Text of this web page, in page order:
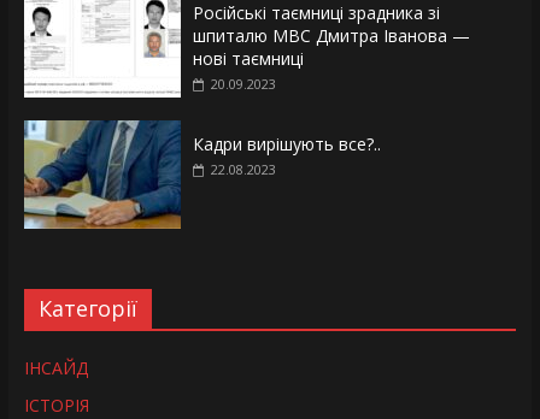
Російські таємниці зрадника зі
шпиталю МВС Дмитра Іванова —
нові таємниці
20.09.2023
Кадри вирішують все?..
22.08.2023
Категорії
ІНСАЙД
ІСТОРІЯ